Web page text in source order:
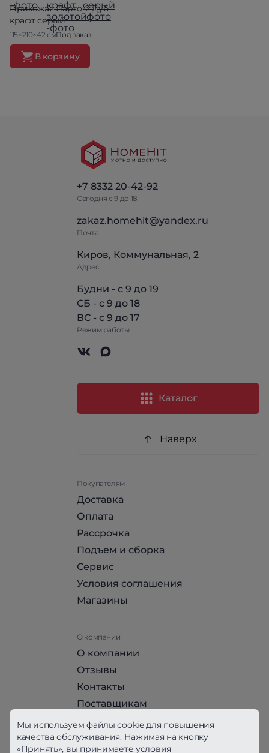
Прихожая Ларго-2 Дуб
крафт серый
115×210×42 смПод заказ
В корзину
+7 8332 20-42-92
Сегодня с 9 до 18
zakaz.homehit@yandex.ru
Почта
Киров, Коммунальная, 2
Адрес
Будни - с 9 до 19
СБ - с 9 до 18
ВС - с 9 до 17
Режим работы
Каталог
Наверх
Покупателям
Доставка
Оплата
Рассрочка
Подъем и сборка
Сервис
Условия соглашения
Магазины
О компании
О компании
Отзывы
Контакты
Поставщикам
Стать партнером HomeHit
Мы используем файлы cookie для повышения
качества обслуживания. Нажимая на кнопку
«Принять», вы принимаете условия